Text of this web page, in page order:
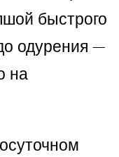
быстрого
одурения —
на